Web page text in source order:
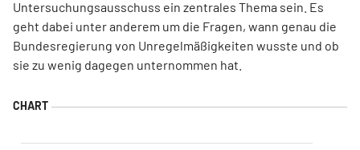
Untersuchungsausschuss ein zentrales Thema sein. Es
geht dabei unter anderem um die Fragen, wann genau die
Bundesregierung von Unregelmäßigkeiten wusste und ob
sie zu wenig dagegen unternommen hat.